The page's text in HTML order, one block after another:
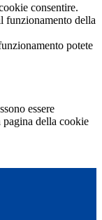
consentire.
funzionamento della
potete
essere
della cookie